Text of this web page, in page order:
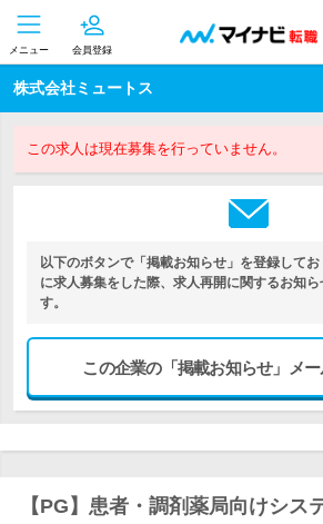
メニュー 会員登録
株式会社ミュートス
この求人は現在募集を行っていません。
以下のボタンで「掲載お知らせ」を登録して
に求人募集をした際、求人再開に関するお知
す。
この企業の「掲載お知らせ」メ
【PG】患者・調剤薬局向けシス